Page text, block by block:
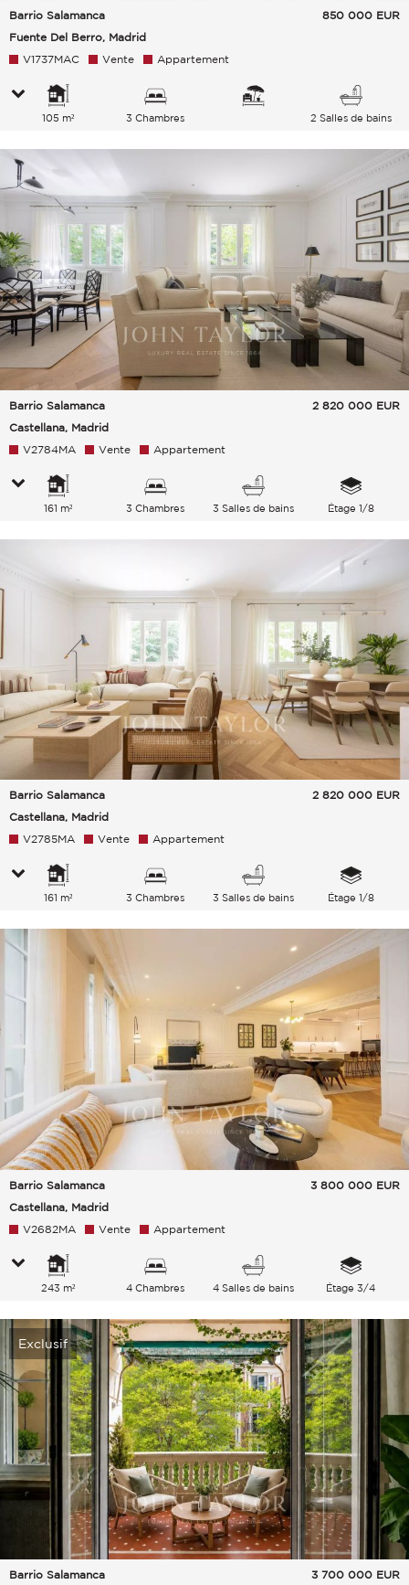
Barrio Salamanca
Fuente Del Berro, Madrid
850 000 EUR
V1737MAC Vente Appartement
105 m² 3 Chambres 2 Salles de bains
Barrio Salamanca
Castellana, Madrid
2 820 000 EUR
V2784MA Vente Appartement
161 m² 3 Chambres 3 Salles de bains Étage 1/8
Barrio Salamanca
Castellana, Madrid
2 820 000 EUR
V2785MA Vente Appartement
161 m² 3 Chambres 3 Salles de bains Étage 1/8
Barrio Salamanca
Castellana, Madrid
3 800 000 EUR
V2682MA Vente Appartement
243 m² 4 Chambres 4 Salles de bains Étage 3/4
Exclusif
Barrio Salamanca 3 700 000 EUR